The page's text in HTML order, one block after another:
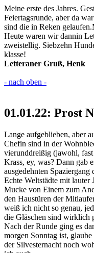
Meine erste des Jahres.
Feiertagsrunde, aber da
sind die in Reken
Heute waren wir dannin
zweistellig. Siebzehn
klasse!
Letteraner Gruß, Henk
- nach oben -
01.01.22: Prost
Lange aufgeblieben, aber
Chefin sind in der
vierunddreißig (jawohl,
Krass, ey, was? Dann gab
ausgedehnten
Echte Weltstädte mit
Mucke von Einem zum
den Haustüren der
weiß ich nicht so genau,
die Gläschen sind wirklich
Nach der Runde ging es
morgen Sonntag ist,
der Silvesternacht noch